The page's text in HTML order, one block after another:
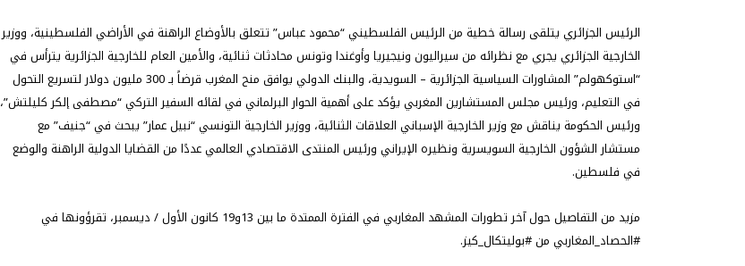
المحلي
و
الدولي
ما
بين
13
19
/
ديسمبر
الرئيس الجزائري يتلقى رسالة خطية من الرئيس الفلسطيني “محمود عباس” تتعلق بالأوضاع الراهنة في الأراضي الفلسطينية، ووزير
الخارجية الجزائري يجري مع نظرائه من سيراليون ونيجيريا وأوغندا وتونس محادثات ثنائية، والأمين العام للخارجية الجزائرية يترأس في
“استوكهولم” المشاورات السياسية الجزائرية – السويدية، والبنك الدولي يوافق منح المغرب قرضاً بـ 300 مليون دولار لتسريع التحول
في التعليم، ورئيس مجلس المستشارين المغربي يؤكد على أهمية الحوار البرلماني في لقائه السفير التركي “مصطفى إلكر كليلتش”،
ورئيس الحكومة يناقش مع وزير الخارجية الإسباني العلاقات الثنائية، ووزير الخارجية التونسي “نبيل عمار” يبحث في “جنيف” مع
مستشار الشؤون الخارجية السويسرية ونظيره الإيراني ورئيس المنتدى الاقتصادي العالمي عددًا من القضايا الدولية الراهنة والوضع
في فلسطين.
مزيد من التفاصيل حول آخر تطورات المشهد المغاربي في الفترة الممتدة ما بين 13و19 كانون الأول / ديسمبر، تقرؤونها في
#الحصاد_المغاربي من #بوليتكال_كيز.